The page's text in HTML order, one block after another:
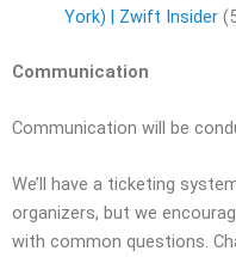
York) | Zwift Insider
Communication
Communication will be
We’ll have a ticketing
organizers, but we
with common questions.